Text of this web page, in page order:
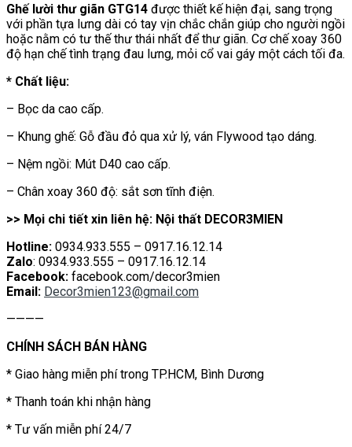
Ghế lười thư giãn GTG14 được thiết kế hiện đại, sang trọng
với phần tựa lưng dài có tay vịn chắc chắn giúp cho người ngồi
hoặc nằm có tư thế thư thái nhất để thư giãn. Cơ chế xoay 360
độ hạn chế tình trạng đau lưng, mỏi cổ vai gáy một cách tối đa.
* Chất liệu:
– Bọc da cao cấp.
– Khung ghế: Gỗ đầu đỏ qua xử lý, ván Flywood tạo dáng.
– Nệm ngồi: Mút D40 cao cấp.
– Chân xoay 360 độ: sắt sơn tĩnh điện.
>> Mọi chi tiết xin liên hệ: Nội thất DECOR3MIEN
Hotline: 0934.933.555 – 0917.16.12.14
Zalo: 0934.933.555 – 0917.16.12.14
Facebook: facebook.com/decor3mien
Email: Decor3mien123@gmail.com
————
CHÍNH SÁCH BÁN HÀNG
* Giao hàng miễn phí trong TP.HCM, Bình Dương
* Thanh toán khi nhận hàng
* Tư vấn miễn phí 24/7